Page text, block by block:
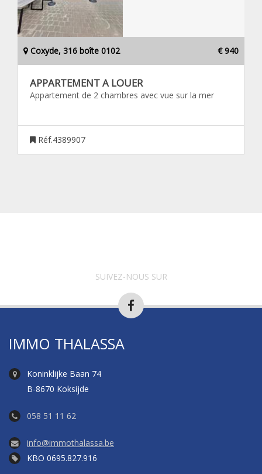
Coxyde, 316 boîte 0102 € 940
APPARTEMENT A LOUER
Appartement de 2 chambres avec vue sur la mer
Réf.4389907
SUIVEZ-NOUS SUR
IMMO THALASSA
Koninklijke Baan 74
B-8670 Koksijde
058 51 11 62
info@immothalassa.be
KBO 0695.827.916